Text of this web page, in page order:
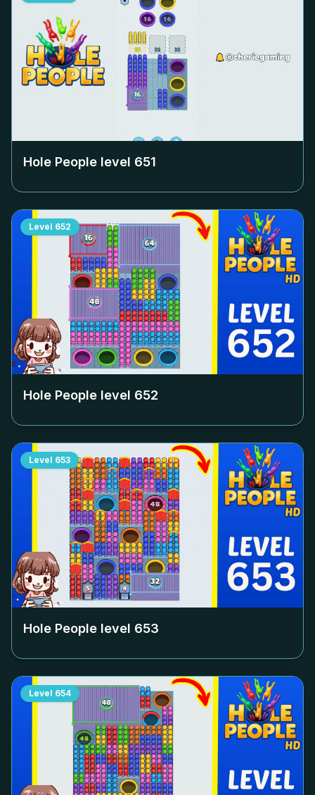
Hole People level 651
Level 652
Hole People level 652
Level 653
Hole People level 653
Level 654